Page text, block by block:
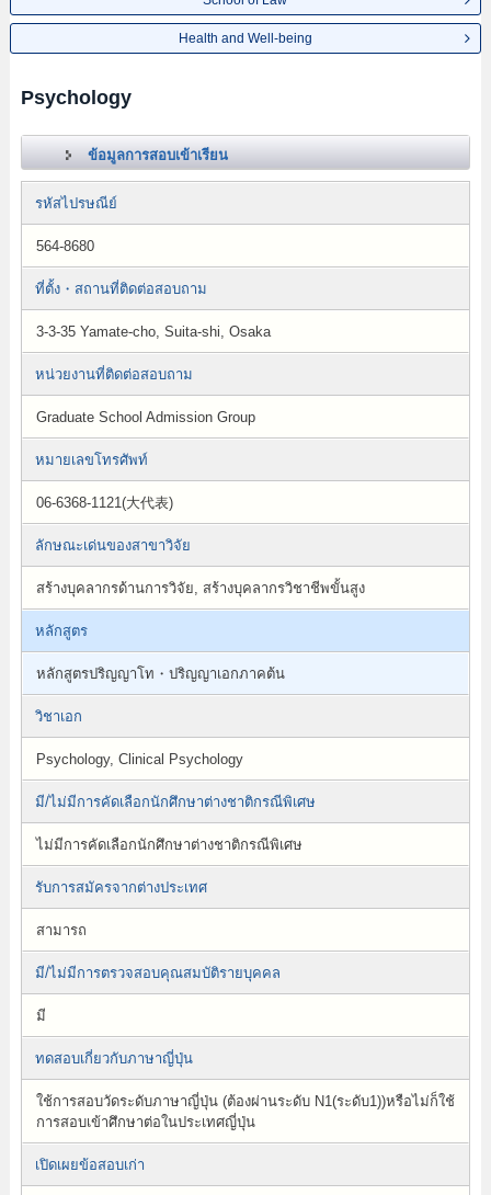
Health and Well-being
Psychology
ข้อมูลการสอบเข้าเรียน
รหัสไปรษณีย์
564-8680
ที่ตั้ง・สถานที่ติดต่อสอบถาม
3-3-35 Yamate-cho, Suita-shi, Osaka
หน่วยงานที่ติดต่อสอบถาม
Graduate School Admission Group
หมายเลขโทรศัพท์
06-6368-1121(大代表)
ลักษณะเด่นของสาขาวิจัย
สร้างบุคลากรด้านการวิจัย, สร้างบุคลากรวิชาชีพขั้นสูง
หลักสูตร
หลักสูตรปริญญาโท・ปริญญาเอกภาคต้น
วิชาเอก
Psychology, Clinical Psychology
มี/ไม่มีการคัดเลือกนักศึกษาต่างชาติกรณีพิเศษ
ไม่มีการคัดเลือกนักศึกษาต่างชาติกรณีพิเศษ
รับการสมัครจากต่างประเทศ
สามารถ
มี/ไม่มีการตรวจสอบคุณสมบัติรายบุคคล
มี
ทดสอบเกี่ยวกับภาษาญี่ปุ่น
ใช้การสอบวัดระดับภาษาญี่ปุ่น (ต้องผ่านระดับ N1(ระดับ1))หรือไม่ก็ใช้
การสอบเข้าศึกษาต่อในประเทศญี่ปุ่น
เปิดเผยข้อสอบเก่า